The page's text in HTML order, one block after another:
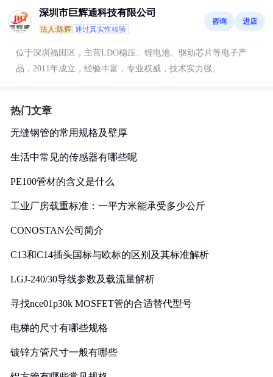
深圳市巨辉通科技有限公司
法人:陈辉 通过真实性核验
咨询 进店
位于深圳福田区，主营LDO稳压、锂电池、驱动芯片等电子产
品，2011年成立，经验丰富，专业权威，技术实力强。
热门文章
无缝钢管的常用规格及壁厚
生活中常见的传感器有哪些呢
PE100管材的含义是什么
工业厂房载重标准：一平方米能承受多少公斤
CONOSTAN公司简介
C13和C14插头国标与欧标的区别及其标准解析
LGJ-240/30导线参数及载流量解析
寻找nce01p30k MOSFET管的合适替代型号
电梯的尺寸有哪些规格
镀锌方管尺寸一般有哪些